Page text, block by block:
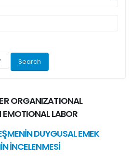
ORGANIZATIONAL
LABOR
DUYGUSAL EMEK
İNCELENMESİ